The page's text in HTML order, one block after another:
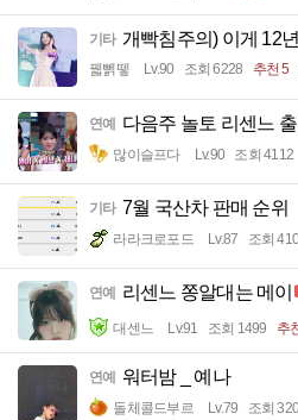
기타 개빡침주의) 이게 12년
꿻뻵뗗 Lv.90 조회 6228 추천 5
연예 다음주 놀토 리센느 출
많이슬프다 Lv.90 조회 4112
기타 7월 국산차 판매 순위
라라크로포드 Lv.87 조회
연예 리센느 쫑알대는 메이
대센느 Lv.91 조회 1499 추
연예 워터밤 _ 예나
돌체콜드부르 Lv.79 조회